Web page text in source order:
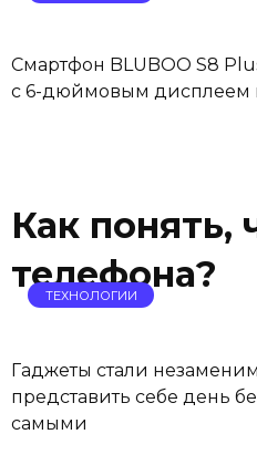
Смартфон BLUBOO S8
с 6-дюймовым дисплеем
Как понять,
телефона?
ТЕХНОЛОГИИ
Гаджеты стали
представить себе день
самыми